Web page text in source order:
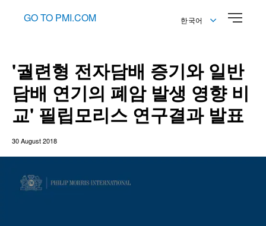
GO TO PMI.COM
한국어
'궐련형 전자담배 증기와 일반
담배 연기의 폐암 발생 영향 비
교' 필립모리스 연구결과 발표
30 August 2018